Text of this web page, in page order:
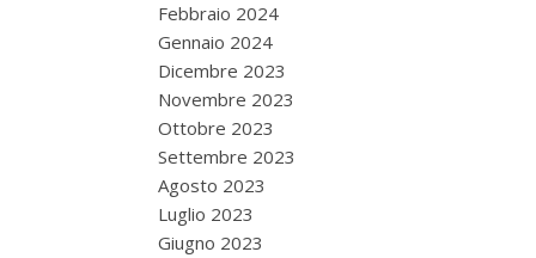
Febbraio 2024
Gennaio 2024
Dicembre 2023
Novembre 2023
Ottobre 2023
Settembre 2023
Agosto 2023
Luglio 2023
Giugno 2023